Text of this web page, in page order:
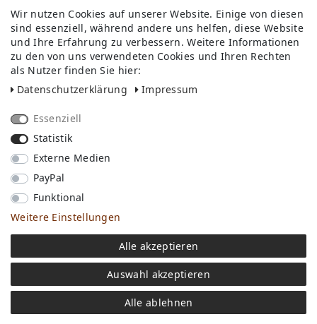
Print-T-Shirt Kitten Cat Hole aus Modal und Baumwolle
24,90 € DETAILS
Wir nutzen Cookies auf unserer Website. Einige von diesen
sind essenziell, während andere uns helfen, diese Website
und Ihre Erfahrung zu verbessern. Weitere Informationen
zu den von uns verwendeten Cookies und Ihren Rechten
als Nutzer finden Sie hier:
Daten­schutz­erklärung
Impressum
Essenziell
Statistik
Externe Medien
PayPal
Funktional
Weitere Einstellungen
Alle akzeptieren
Auswahl akzeptieren
Alle ablehnen